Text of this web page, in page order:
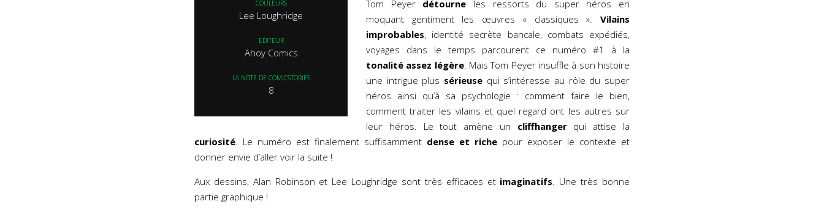
COULEURS
Lee Loughridge
EDITEUR
Ahoy Comics
LA NOTE DE COMICSTORIES
8
Tom Peyer détourne les ressorts du super héros en
moquant gentiment les œuvres « classiques ». Vilains
improbables, identité secrète bancale, combats expédiés,
voyages dans le temps parcourent ce numéro #1 à la
tonalité assez légère. Mais Tom Peyer insuffle à son histoire
une intrigue plus sérieuse qui s’intéresse au rôle du super
héros ainsi qu’à sa psychologie : comment faire le bien,
comment traiter les vilains et quel regard ont les autres sur
leur héros. Le tout amène un cliffhangerqui attise la
curiosité. Le numéro est finalement suffisamment dense et riche pour exposer le contexte et
donner envie d’aller voir la suite !
Aux dessins, Alan Robinson et Lee Loughridge sont très efficaces et imaginatifs. Une très bonne
partie graphique !